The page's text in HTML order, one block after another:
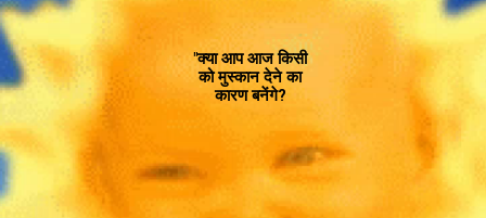
"क्या आप आज किसी
को मुस्कान देने का
कारण बनेंगे?